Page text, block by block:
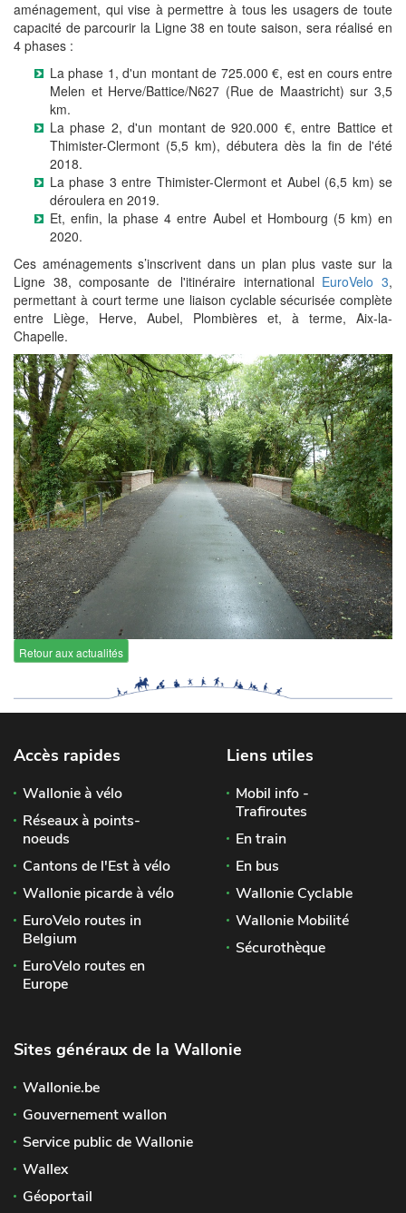
aménagement, qui vise à permettre à tous les usagers de toute
capacité de parcourir la Ligne 38 en toute saison, sera réalisé en
4 phases :
La phase 1, d'un montant de 725.000 €, est en cours entre
Melen et Herve/Battice/N627 (Rue de Maastricht) sur 3,5
km.
La phase 2, d'un montant de 920.000 €, entre Battice et
Thimister-Clermont (5,5 km), débutera dès la fin de l'été
2018.
La phase 3 entre Thimister-Clermont et Aubel (6,5 km) se
déroulera en 2019.
Et, enfin, la phase 4 entre Aubel et Hombourg (5 km) en
2020.
Ces aménagements s’inscrivent dans un plan plus vaste sur la
Ligne 38, composante de l'itinéraire international EuroVelo 3,
permettant à court terme une liaison cyclable sécurisée complète
entre Liège, Herve, Aubel, Plombières et, à terme, Aix-la-
Chapelle.
Retour aux actualités
Accès rapides
Wallonie à vélo
Réseaux à points-
noeuds
Cantons de l'Est à vélo
Wallonie picarde à vélo
EuroVelo routes in
Belgium
EuroVelo routes en
Europe
Liens utiles
Mobil info -
Trafiroutes
En train
En bus
Wallonie Cyclable
Wallonie Mobilité
Sécurothèque
Sites généraux de la Wallonie
Wallonie.be
Gouvernement wallon
Service public de Wallonie
Wallex
Géoportail